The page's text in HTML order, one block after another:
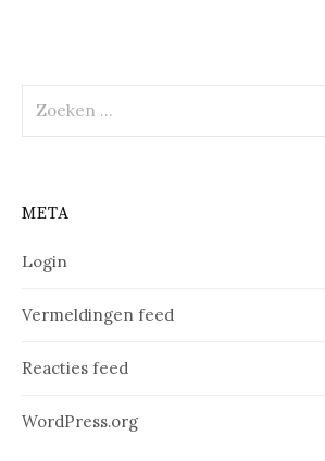
naar:
META
Login
Vermeldingen feed
Reacties feed
WordPress.org